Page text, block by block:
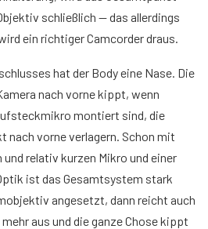
schließlich — das allerdings
ein richtiger Camcorder draus.
hat der Body eine Nase. Die
nach vorne kippt, wenn
montiert sind, die
nach vorne verlagern. Schon mit
relativ kurzen Mikro und einer
ist das Gesamtsystem stark
angesetzt, dann reicht auch
aus und die ganze Chose kippt